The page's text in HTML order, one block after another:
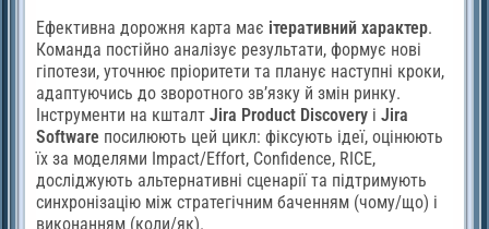
Ефективна дорожня карта має ітеративний характер.
Команда постійно аналізує результати, формує нові
гіпотези, уточнює пріоритети та планує наступні кроки,
адаптуючись до зворотного зв’язку й змін ринку.
Інструменти на кшталт Jira Product Discovery і Jira
Software посилюють цей цикл: фіксують ідеї, оцінюють
їх за моделями Impact/Effort, Confidence, RICE,
досліджують альтернативні сценарії та підтримують
синхронізацію між стратегічним баченням (чому/що) і
виконанням (коли/як).